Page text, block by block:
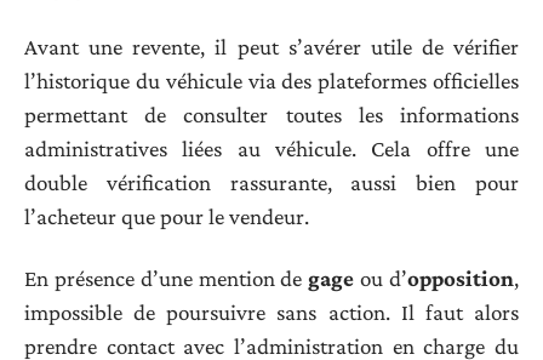
Avant une revente, il peut s’avérer utile de vérifier
l’historique du véhicule via des plateformes officielles
permettant de consulter toutes les informations
administratives liées au véhicule. Cela offre une
double vérification rassurante, aussi bien pour
l’acheteur que pour le vendeur.
En présence d’une mention degage ou d’opposition,
impossible de poursuivre sans action. Il faut alors
prendre contact avec l’administration en charge du